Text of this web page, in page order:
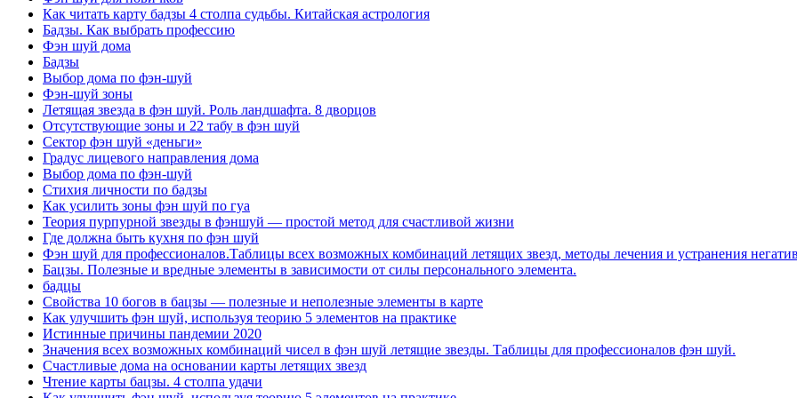
Как читать карту бадзы 4 столпа судьбы. Китайская астрология
Бадзы. Как выбрать профессию
Фэн шуй дома
Бадзы
Выбор дома по фэн-шуй
Фэн-шуй зоны
Летящая звезда в фэн шуй. Роль ландшафта. 8 дворцов
Отсутствующие зоны и 22 табу в фэн шуй
Сектор фэн шуй «деньги»
Градус лицевого направления дома
Выбор дома по фэн-шуй
Стихия личности по бадзы
Как усилить зоны фэн шуй по гуа
Теория пурпурной звезды в фэншуй — простой метод для счастливой жизни
Где должна быть кухня по фэн шуй
Фэн шуй для профессионалов.Таблицы всех возможных комбинаций летящих звезд, методы лечения и устранения
Бацзы. Полезные и вредные элементы в зависимости от силы персонального элемента.
бадцы
Свойства 10 богов в бацзы — полезные и неполезные элементы в карте
Как улучшить фэн шуй, используя теорию 5 элементов на практике
Истинные причины пандемии 2020
Значения всех возможных комбинаций чисел в фэн шуй летящие звезды. Таблицы для профессионалов фэн шуй.
Счастливые дома на основании карты летящих звезд
Чтение карты бацзы. 4 столпа удачи